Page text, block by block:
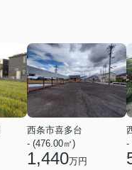
西条市喜多台
- (476.00㎡)
1,440万円
-